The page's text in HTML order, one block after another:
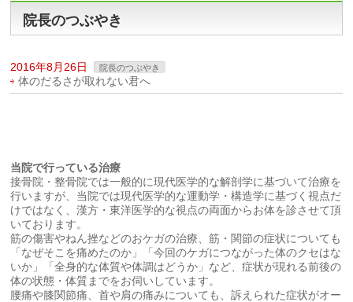
院長のつぶやき
2016年8月26日 院長のつぶやき
体のだるさが取れない君へ
当院で行っている治療
接骨院・整骨院では一般的に現代医学的な解剖学に基づいて治療を
行いますが、当院では現代医学的な運動学・構造学に基づく視点だ
けではなく、漢方・東洋医学的な視点の両面からお体を診させて頂
いております。
筋の傷害やねん挫などのおケガの治療、筋・関節の症状についても
「なぜそこを痛めたのか」「今回のケガにつながった体のクセはな
いか」「全身的な体質や体調はどうか」など、症状が現れる前後の
体の状態・体質までをお伺いしています。
腰痛や膝関節痛、首や肩の痛みについても、訴えられた症状がオー